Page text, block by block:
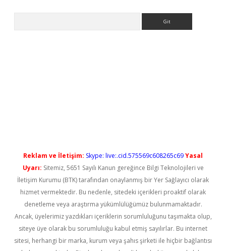
Reklam ve İletişim: Skype: live:.cid.575569c608265c69Yasal
Uyarı: Sitemiz, 5651 Sayılı Kanun gereğince Bilgi Teknolojileri ve
İletişim Kurumu (BTK) tarafından onaylanmış bir Yer Sağlayıcı olarak
hizmet vermektedir. Bu nedenle, sitedeki içerikleri proaktif olarak
denetleme veya araştırma yükümlülüğümüz bulunmamaktadır.
Ancak, üyelerimiz yazdıkları içeriklerin sorumluluğunu taşımakta olup,
siteye üye olarak bu sorumluluğu kabul etmiş sayılırlar. Bu internet
sitesi, herhangi bir marka, kurum veya şahıs şirketi ile hiçbir bağlantısı